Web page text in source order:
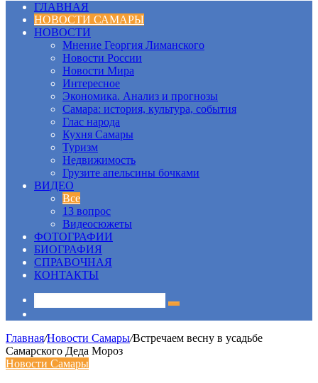
ГЛАВНАЯ
НОВОСТИ САМАРЫ
НОВОСТИ
Мнение Георгия Лиманского
Новости России
Новости Мира
Интересное
Экономика. Анализ и прогнозы
Самара: история, культура, события
Глас народа
Кухня Самары
Туризм
Недвижимость
Грузите апельсины бочками
ВИДЕО
Все
13 вопрос
Видеосюжеты
ФОТОГРАФИИ
БИОГРАФИЯ
СПРАВОЧНАЯ
КОНТАКТЫ
Главная/Новости Самары/Встречаем весну в усадьбе
Самарского Деда Мороз
Новости Самары